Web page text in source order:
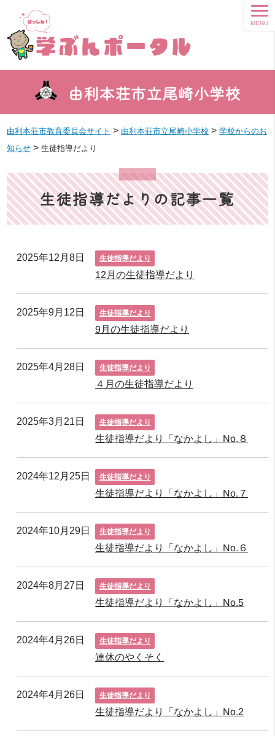
由利本荘市立尾崎小学校
MENU
由利本荘市教育委員会サイト > 由利本荘市立尾崎小学校 >学校からのお
知らせ >生徒指導だより
生徒指導だよりの記事一覧
2025年12月8日 生徒指導だより
12月の生徒指導だより
2025年9月12日 生徒指導だより
9月の生徒指導だより
2025年4月28日 生徒指導だより
４月の生徒指導だより
2025年3月21日 生徒指導だより
生徒指導だより「なかよし」No.８
2024年12月25日 生徒指導だより
生徒指導だより「なかよし」No.７
2024年10月29日 生徒指導だより
生徒指導だより「なかよし」No.６
2024年8月27日 生徒指導だより
生徒指導だより「なかよし」No.5
2024年4月26日 生徒指導だより
連休のやくそく
2024年4月26日 生徒指導だより
生徒指導だより「なかよし」No.2